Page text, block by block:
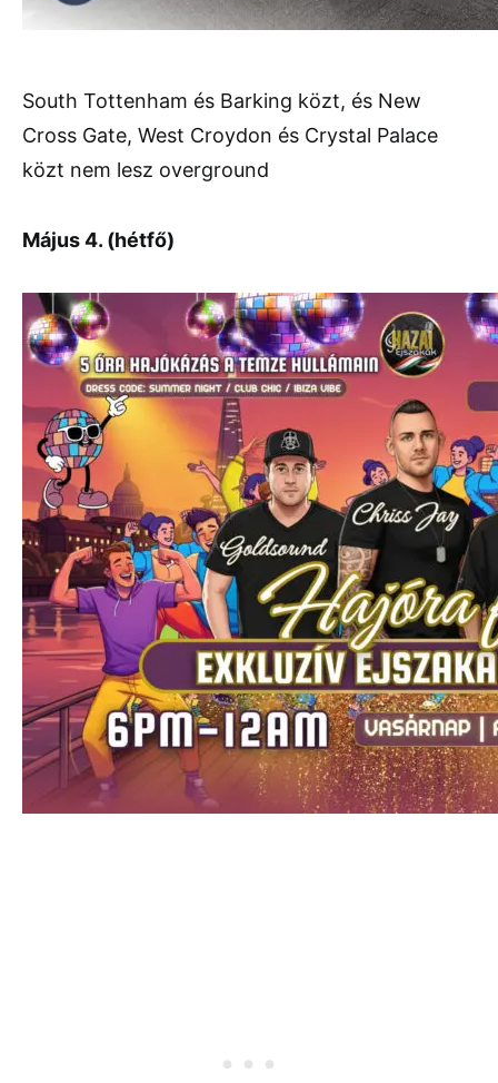
South Tottenham és Barking közt, és New
Cross Gate, West Croydon és Crystal Palace
közt nem lesz overground
Május 4. (hétfő)